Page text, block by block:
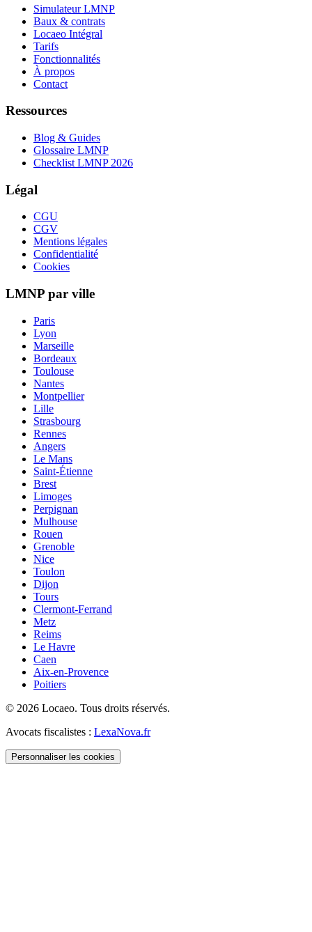
Simulateur LMNP
Baux & contrats
Locaeo Intégral
Tarifs
Fonctionnalités
À propos
Contact
Ressources
Blog & Guides
Glossaire LMNP
Checklist LMNP 2026
Légal
CGU
CGV
Mentions légales
Confidentialité
Cookies
LMNP par ville
Paris
Lyon
Marseille
Bordeaux
Toulouse
Nantes
Montpellier
Lille
Strasbourg
Rennes
Angers
Le Mans
Saint-Étienne
Brest
Limoges
Perpignan
Mulhouse
Rouen
Grenoble
Nice
Toulon
Dijon
Tours
Clermont-Ferrand
Metz
Reims
Le Havre
Caen
Aix-en-Provence
Poitiers
© 2026 Locaeo. Tous droits réservés.
Avocats fiscalistes : LexaNova.fr
Personnaliser les cookies